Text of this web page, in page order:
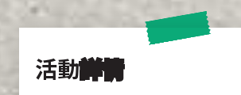
活動詳情